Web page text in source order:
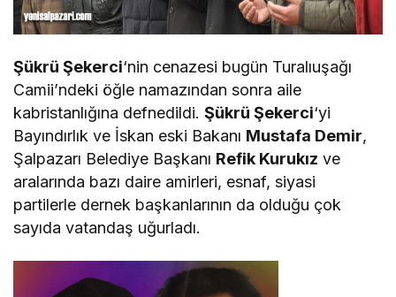
Şükrü Şekerci‘nin cenazesi bugün Turalıuşağı
Camii’ndeki öğle namazından sonra aile
kabristanlığına defnedildi.Şükrü Şekerci‘yi
Bayındırlık ve İskan eski Bakanı Mustafa Demir,
Şalpazarı Belediye Başkanı Refik Kurukız ve
aralarında bazı daire amirleri, esnaf, siyasi
partilerle dernek başkanlarının da olduğu çok
sayıda vatandaş uğurladı.